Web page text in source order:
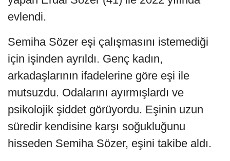
evlendi.
Semiha Sözer eşi çalışmasını istemediği
için işinden ayrıldı. Genç kadın,
arkadaşlarının ifadelerine göre eşi ile
mutsuzdu. Odalarını ayırmışlardı ve
psikolojik şiddet görüyordu. Eşinin uzun
süredir kendisine karşı soğukluğunu
hisseden Semiha Sözer, eşini takibe aldı.